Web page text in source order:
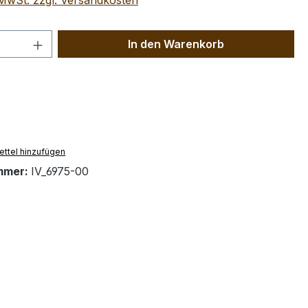
Anzahl: Gib den gewünschten Wert
In den Warenkorb
hinzufügen
IV_6975-00